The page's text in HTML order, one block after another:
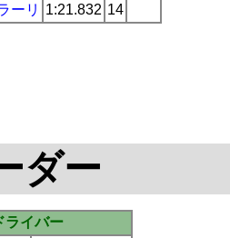
ーリ 1:21.832 14
ダー
ライバー